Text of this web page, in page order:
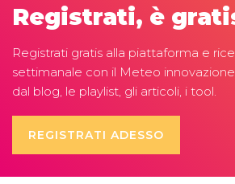
Registrati, è
Registrati gratis alla piattaforma e
settimanale con il Meteo
dal blog, le playlist, gli articoli, i tool.
REGISTRATI ADESSO